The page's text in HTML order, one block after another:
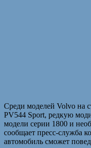
Среди моделей Volvo на
PV544 Sport, редкую
модели серии 1800 и
сообщает пресс-служба
автомобиль сможет